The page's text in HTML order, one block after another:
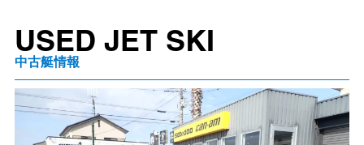
USED JET SKI
中古艇情報